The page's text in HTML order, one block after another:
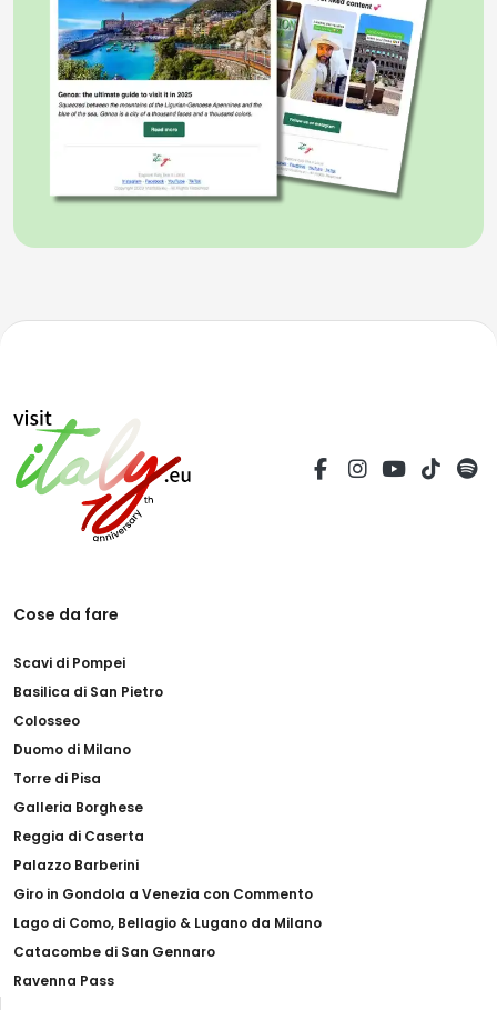
Cose da fare
Scavi di Pompei
Basilica di San Pietro
Colosseo
Duomo di Milano
Torre di Pisa
Galleria Borghese
Reggia di Caserta
Palazzo Barberini
Giro in Gondola a Venezia con Commento
Lago di Como, Bellagio & Lugano da Milano
Catacombe di San Gennaro
Ravenna Pass